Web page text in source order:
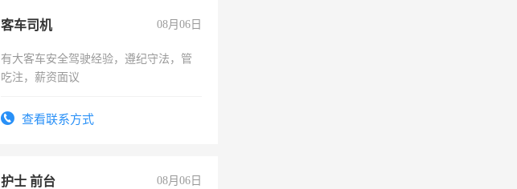
客车司机 08月06日
有大客车安全驾驶经验，遵纪守法，管
吃注，薪资面议
查看联系方式
护士 前台 08月06日